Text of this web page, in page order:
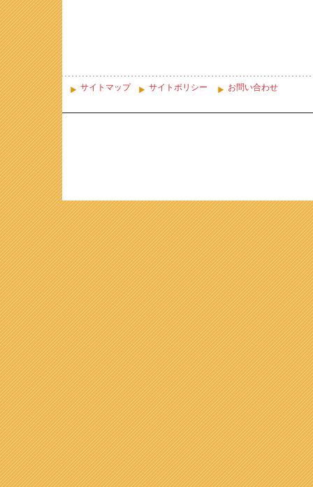
サイトマップ サイトポリシー お問い合わせ